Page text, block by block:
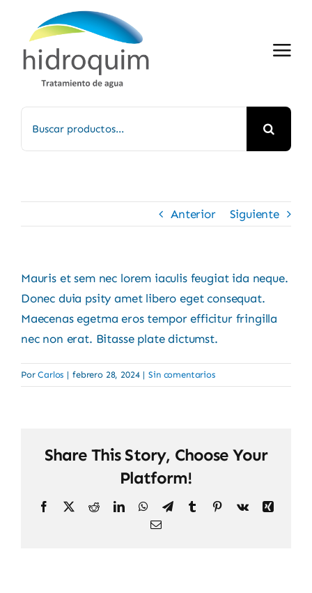
contenido
Anterior Siguiente
Mauris et sem nec lorem iaculis feugiat ida neque.
Donec duia psity amet libero eget consequat.
Maecenas egetma eros tempor efficitur fringilla
nec non erat. Bitasse plate dictumst.
PorCarlos | febrero 28, 2024 | Sin comentarios
Share This Story, Choose Your
Platform!
Facebook
X RedditLinkedInWhatsApp
TelegramTumblr PinterestVk
Xing
Correo